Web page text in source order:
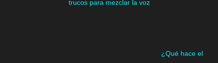
trucos para mezclar la voz
¿Qué hace el